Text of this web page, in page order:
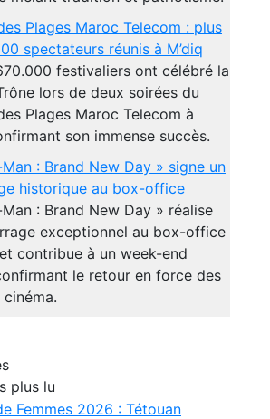
Plages Maroc Telecom : plus
spectateurs réunis à M’diq
festivaliers ont célébré la
lors de deux soirées du
Plages Maroc Telecom à
son immense succès.
: Brand New Day » signe un
historique au box-office
: Brand New Day » réalise
exceptionnel au box-office
contribue à un week-end
le retour en force des
cinéma.
plus lu
Femmes 2026 : Tétouan